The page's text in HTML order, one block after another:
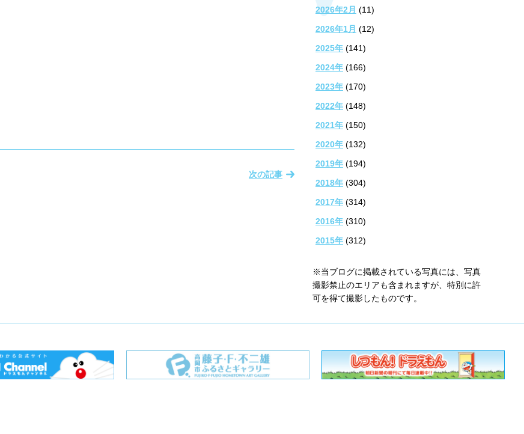
次の記事
2026年2月 (11)
2026年1月 (12)
2025年 (141)
2024年 (166)
2023年 (170)
2022年 (148)
2021年 (150)
2020年 (132)
2019年 (194)
2018年 (304)
2017年 (314)
2016年 (310)
2015年 (312)
※当ブログに掲載されている写真には、写真
撮影禁止のエリアも含まれますが、特別に許
可を得て撮影したものです。